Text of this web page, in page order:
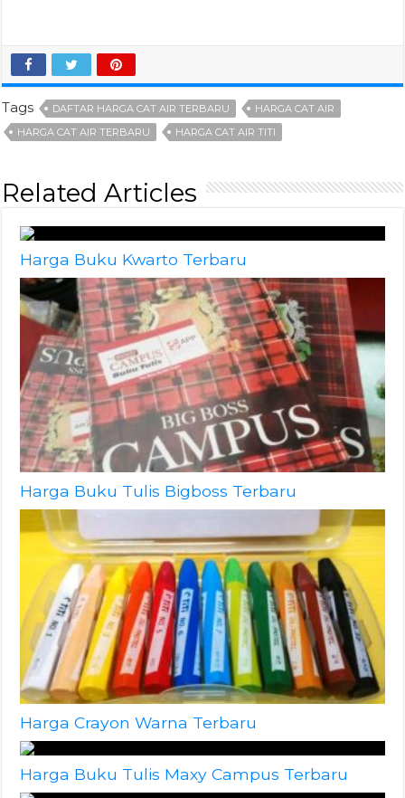
Tags DAFTAR HARGA CAT AIR TERBARU
HARGA CAT AIR
HARGA CAT AIR TERBARU
HARGA CAT AIR TITI
Related Articles
Harga Buku Kwarto Terbaru
Harga Buku Tulis Bigboss Terbaru
Harga Crayon Warna Terbaru
Harga Buku Tulis Maxy Campus Terbaru